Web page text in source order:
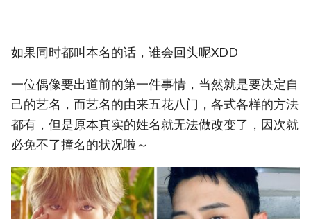
如果同时都叫本名的话，谁会回头呢XDD
一位偶像要出道前的第一件事情，当然就是要决定自
己的艺名，而艺名的由来五花八门，各式各样的方法
都有，但是原本真实的姓名就无法做改变了，因次就
必免不了撞名的状况啦～